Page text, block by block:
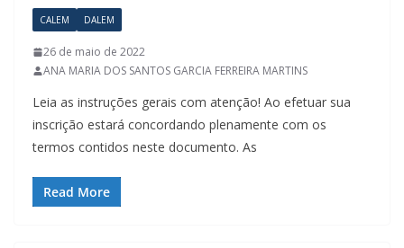
CALEM DALEM
26 de maio de 2022
ANA MARIA DOS SANTOS GARCIA FERREIRA MARTINS
Leia as instruções gerais com atenção! Ao efetuar sua
inscrição estará concordando plenamente com os
termos contidos neste documento. As
Read More